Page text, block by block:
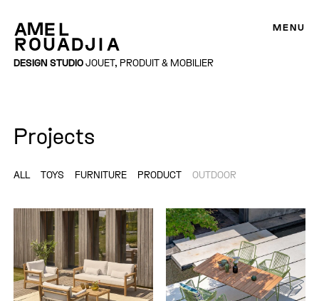
DESIGN STUDIOJOUET, PRODUIT & MOBILIER
MENU
Projects
ALL TOYS FURNITURE PRODUCT OUTDOOR